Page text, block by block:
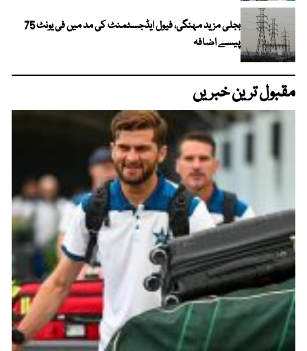
بجلی مزید مہنگی، فیول ایڈجسٹمنٹ کی مد میں فی یونٹ 75
پیسے اضافہ
مقبول ترین خبریں